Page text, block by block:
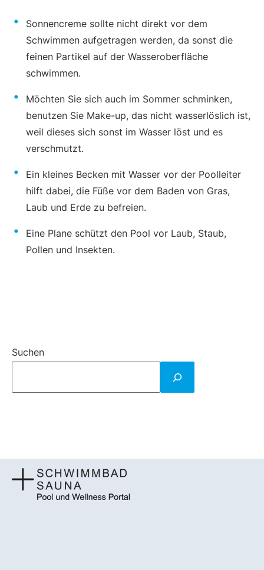
Sonnencreme sollte nicht direkt vor dem
Schwimmen aufgetragen werden, da sonst die
feinen Partikel auf der Wasseroberfläche
schwimmen.
Möchten Sie sich auch im Sommer schminken,
benutzen Sie Make-up, das nicht wasserlöslich ist,
weil dieses sich sonst im Wasser löst und es
verschmutzt.
Ein kleines Becken mit Wasser vor der Poolleiter
hilft dabei, die Füße vor dem Baden von Gras,
Laub und Erde zu befreien.
Eine Plane schützt den Pool vor Laub, Staub,
Pollen und Insekten.
Suchen